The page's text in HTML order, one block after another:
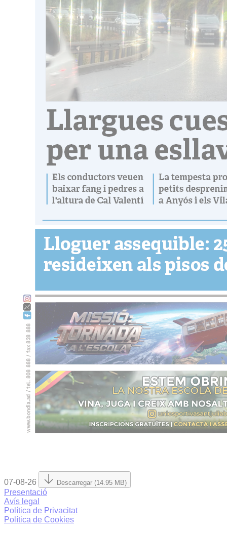
07-08-26 Descarregar (14.95 MB)
Presentació
Avís legal
Política de Privacitat
Política de Cookies